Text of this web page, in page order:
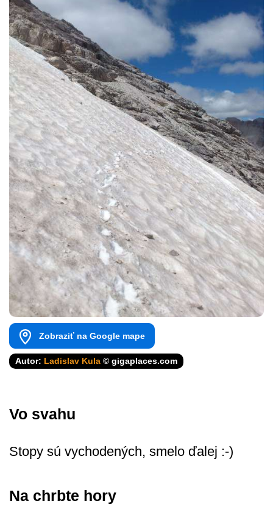
Zobraziť na Google mape
Autor: Ladislav Kula © gigaplaces.com
Vo svahu
Stopy sú vychodených, smelo ďalej :-)
Na chrbte hory